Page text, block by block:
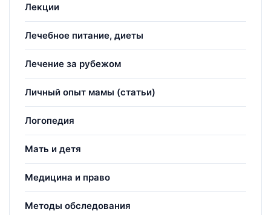
Лекции
Лечебное питание, диеты
Лечение за рубежом
Личный опыт мамы (статьи)
Логопедия
Мать и детя
Медицина и право
Методы обследования